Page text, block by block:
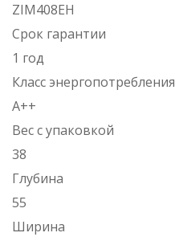
ZIM408EH
Срок гарантии
1 год
Класс энергопотребления
А++
Вес с упаковкой
38
Глубина
55
Ширина